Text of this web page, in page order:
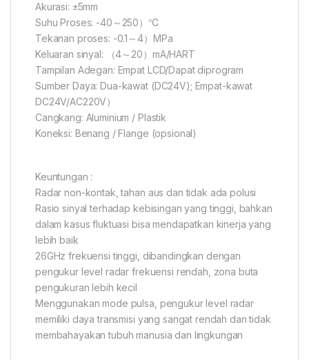
Akurasi: ±5mm
Suhu Proses: -40～250）℃
Tekanan proses: -0.1～4）MPa
Keluaran sinyal: （4～20）mA/HART
Tampilan Adegan: Empat LCD/Dapat diprogram
Sumber Daya: Dua-kawat (DC24V); Empat-kawat
DC24V/AC220V）
Cangkang: Aluminium / Plastik
Koneksi: Benang / Flange (opsional)
Keuntungan :
Radar non-kontak, tahan aus dan tidak ada polusi
Rasio sinyal terhadap kebisingan yang tinggi, bahkan
dalam kasus fluktuasi bisa mendapatkan kinerja yang
lebih baik
26GHz frekuensi tinggi, dibandingkan dengan
pengukur level radar frekuensi rendah, zona buta
pengukuran lebih kecil
Menggunakan mode pulsa, pengukur level radar
memiliki daya transmisi yang sangat rendah dan tidak
membahayakan tubuh manusia dan lingkungan